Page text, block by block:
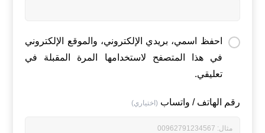
احفظ اسمي، بريدي الإلكتروني، والموقع الإلكتروني
في هذا المتصفح لاستخدامها المرة المقبلة في
تعليقي.
رقم الهاتف / واتساب (اختياري)